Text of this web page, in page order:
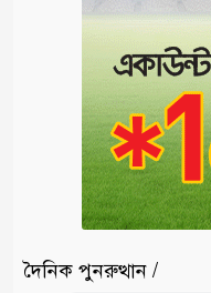
দৈনিক পুনরুত্থান /